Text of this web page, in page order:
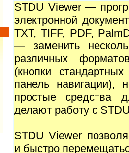
STDU Viewer —
электронной
TXT, TIFF, PDF,
— заменить
различных
(кнопки
панель навигации),
простые средства
делают работу с
STDU Viewer
и быстро